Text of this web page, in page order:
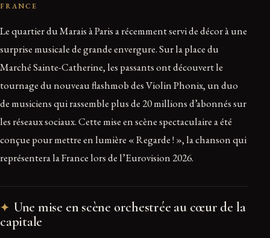
FRANCE
Le quartier du Marais à Paris a récemment servi de décor à une
surprise musicale de grande envergure. Sur la place du
Marché Sainte-Catherine, les passants ont découvert le
tournage du nouveau flashmob des Violin Phonix, un duo
de musiciens qui rassemble plus de 20 millions d’abonnés sur
les réseaux sociaux. Cette mise en scène spectaculaire a été
conçue pour mettre en lumière « Regarde ! », la chanson qui
représentera la France lors de l’Eurovision 2026.
Une mise en scène orchestrée au cœur de la
capitale